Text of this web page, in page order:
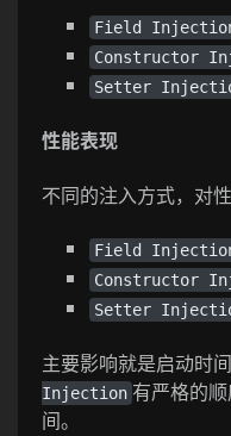
Field
Constructor
Setter
性能表现
不同的注入方式，对
Field
Constructor
Setter
主要影响就是启动时
Injection 有严格的
间。